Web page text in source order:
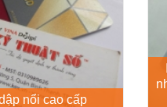
nổi cao cấp